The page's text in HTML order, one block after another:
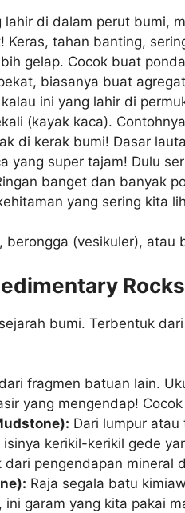
lahir di dalam perut bumi,
Keras, tahan banting,
gelap. Cocok buat
biasanya buat
ini yang lahir di
(kayak kaca).
di kerak bumi! Dasar
yang super tajam! Dulu
banget dan banyak
yang sering kita
(vesikuler),
bumi. Terbentuk
fragmen batuan lain.
yang mengendap!
Dari lumpur
isinya kerikil-kerikil gede
dari pengendapan mineral
Raja segala batu
ini garam yang kita pakai